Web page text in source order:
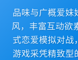
品味与广概爱妹
风，丰富互动欲
式恋爱模拟对战
游戏采凭精致型